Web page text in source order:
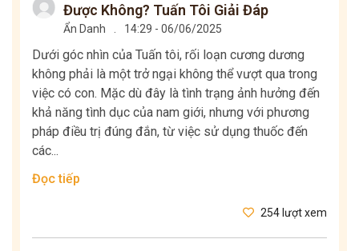
Được Không? Tuấn Tôi Giải Đáp
Ẩn Danh 14:29 - 06/06/2025
Dưới góc nhìn của Tuấn tôi, rối loạn cương dương
không phải là một trở ngại không thể vượt qua trong
việc có con. Mặc dù đây là tình trạng ảnh hưởng đến
khả năng tình dục của nam giới, nhưng với phương
pháp điều trị đúng đắn, từ việc sử dụng thuốc đến
các...
Đọc tiếp
254 lượt xem